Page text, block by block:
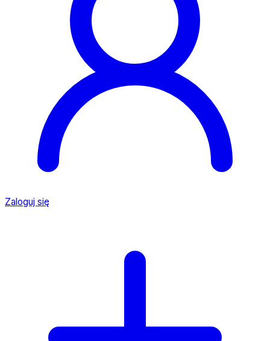
Zaloguj się